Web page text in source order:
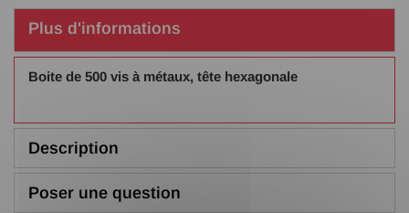
Plus d'informations
Boite de 500 vis à métaux, tête hexagonale
Description
Poser une question